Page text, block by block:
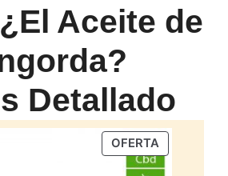
Aceite de
Detallado
OFERTAPRODUCTO
EN